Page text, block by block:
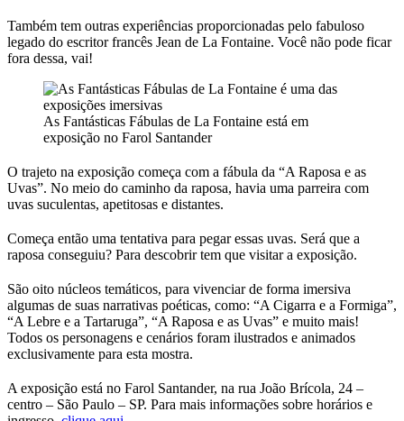
Também tem outras experiências proporcionadas pelo fabuloso
legado do escritor francês Jean de La Fontaine. Você não pode ficar
fora dessa, vai!
As Fantásticas Fábulas de La Fontaine está em
exposição no Farol Santander
O trajeto na exposição começa com a fábula da “A Raposa e as
Uvas”. No meio do caminho da raposa, havia uma parreira com
uvas suculentas, apetitosas e distantes.
Começa então uma tentativa para pegar essas uvas. Será que a
raposa conseguiu? Para descobrir tem que visitar a exposição.
São oito núcleos temáticos, para vivenciar de forma imersiva
algumas de suas narrativas poéticas, como: “A Cigarra e a Formiga”,
“A Lebre e a Tartaruga”, “A Raposa e as Uvas” e muito mais!
Todos os personagens e cenários foram ilustrados e animados
exclusivamente para esta mostra.
A exposição está no Farol Santander, na rua João Brícola, 24 –
centro – São Paulo – SP. Para mais informações sobre horários e